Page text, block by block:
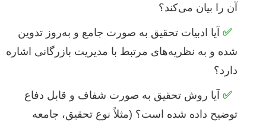
آن را بیان می‌کند؟
✅ آیا ادبیات تحقیق به صورت جامع و به‌روز تدوین
شده و به نظریه‌های مرتبط با مدیریت بازرگانی اشاره
دارد؟
✅ آیا روش تحقیق به صورت شفاف و قابل دفاع
توضیح داده شده است؟ (مثلاً نوع تحقیق، جامعه